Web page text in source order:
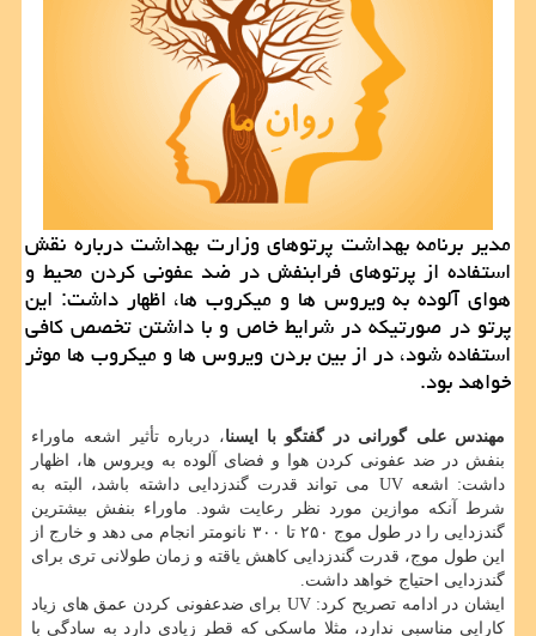
مدیر برنامه بهداشت پرتوهای وزارت بهداشت درباره نقش
استفاده از پرتوهای فرابنفش در ضد عفونی كردن محیط و
هوای آلوده به ویروس ها و میكروب ها، اظهار داشت: این
پرتو در صورتیكه در شرایط خاص و با داشتن تخصص كافی
استفاده شود، در از بین بردن ویروس ها و میكروب ها موثر
خواهد بود.
مهندس علی گورانی در گفتگو با ایسنا، درباره تأثیر اشعه ماوراء
بنفش در ضد عفونی کردن هوا و فضای آلوده به ویروس ها، اظهار
داشت: اشعه UV می تواند قدرت گندزدایی داشته باشد، البته به
شرط آنکه موازین مورد نظر رعایت شود. ماوراء بنفش بیشترین
گندزدایی را در طول موج ۲۵۰ تا ۳۰۰ نانومتر انجام می دهد و خارج از
این طول موج، قدرت گندزدایی کاهش یاقته و زمان طولانی تری برای
گندزدایی احتیاج خواهد داشت.
ایشان در ادامه تصریح کرد: UV برای ضدعفونی کردن عمق های زیاد
کارایی مناسبی ندارد، مثلا ماسکی که قطر زیادی دارد به سادگی با